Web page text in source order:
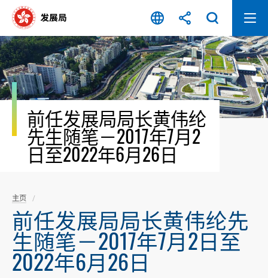
容
开
始
前任发展局局长黄伟纶
先生随笔－2017年7月2
日至2022年6月26日
主页
前任发展局局长黄伟纶先
生随笔－2017年7月2日至
2022年6月26日